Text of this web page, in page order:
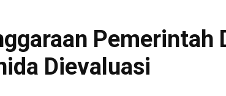
Pemerintah
Dievaluasi